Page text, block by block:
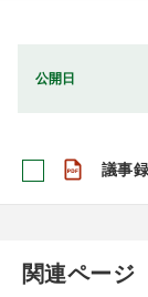
公開日
議事
関連ページ